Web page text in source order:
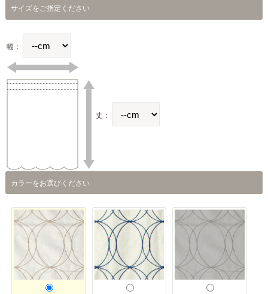
サイズをご指定ください
幅：
丈：
カラーをお選びください